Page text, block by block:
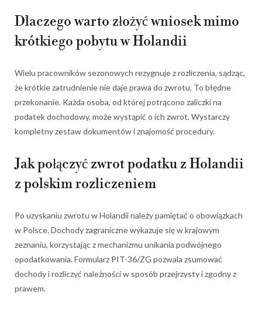
Dlaczego warto złożyć wniosek mimo
krótkiego pobytu w Holandii
Wielu pracowników sezonowych rezygnuje z rozliczenia, sądząc,
że krótkie zatrudnienie nie daje prawa do zwrotu. To błędne
przekonanie. Każda osoba, od której potrącono zaliczki na
podatek dochodowy, może wystąpić o ich zwrot. Wystarczy
kompletny zestaw dokumentów i znajomość procedury.
Jak połączyć zwrot podatku z Holandii
z polskim rozliczeniem
Po uzyskaniu zwrotu w Holandii należy pamiętać o obowiązkach
w Polsce. Dochody zagraniczne wykazuje się w krajowym
zeznaniu, korzystając z mechanizmu unikania podwójnego
opodatkowania. Formularz PIT-36/ZG pozwala zsumować
dochody i rozliczyć należności w sposób przejrzysty i zgodny z
prawem.